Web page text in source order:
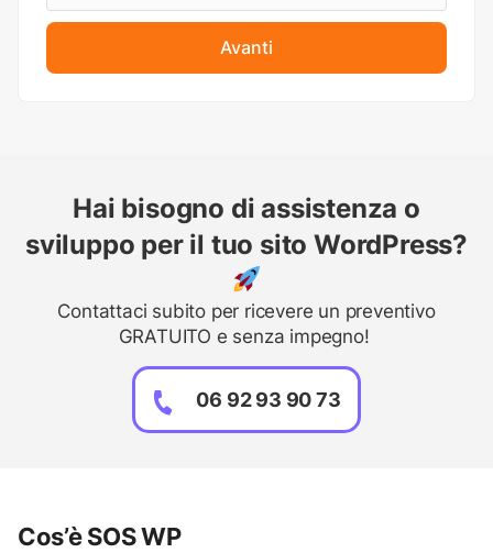
Avanti
Hai bisogno di assistenza o
sviluppo per il tuo sito WordPress?
Contattaci subito per ricevere un preventivo
GRATUITO e senza impegno!
06 92 93 90 73
Cos’è SOS WP